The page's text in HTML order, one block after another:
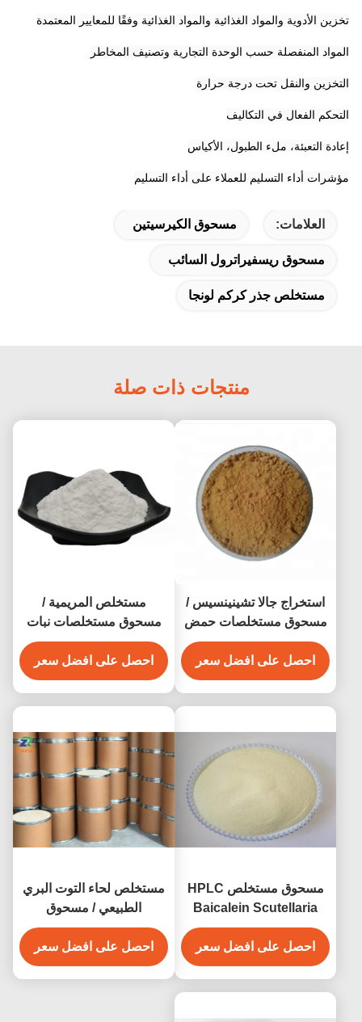
تخزين الأدوية والمواد الغذائية والمواد الغذائية وفقًا للمعايير المعتمدة
المواد المنفصلة حسب الوحدة التجارية وتصنيف المخاطر
التخزين والنقل تحت درجة حرارة
التحكم الفعال في التكاليف
إعادة التعبئة، ملء الطبول، الأكياس
مؤشرات أداء التسليم للعملاء على أداء التسليم
العلامات: مسحوق الكيرسيتين
مسحوق ريسفيراترول السائب
مستخلص جذر كركم لونجا
منتجات ذات صلة
استخراج جالا تشينينسيس /
مسحوق مستخلصات حمض
التانيك النباتية CAS 1401-
55-4
احصل على افضل سعر
مستخلص المريمية /
مسحوق مستخلصات نبات
Sclareolide CAS 564-20-
5
احصل على افضل سعر
مسحوق مستخلص HPLC
Baicalein Scutellaria
Baicalensis الطبيعي CAS
491-67-8
احصل على افضل سعر
مستخلص لحاء التوت البري
الطبيعي / مسحوق
Myricetin CAS 529-44-2
احصل على افضل سعر